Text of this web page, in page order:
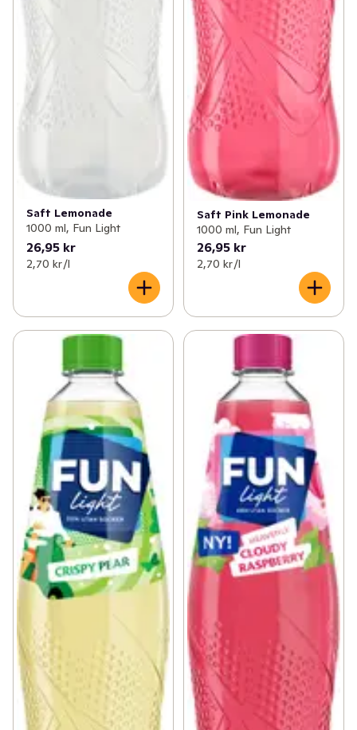
Saft Lemonade
1000 ml, Fun Light
26,95 kr
2,70 kr /l
Saft Pink Lemonade
1000 ml, Fun Light
26,95 kr
2,70 kr /l